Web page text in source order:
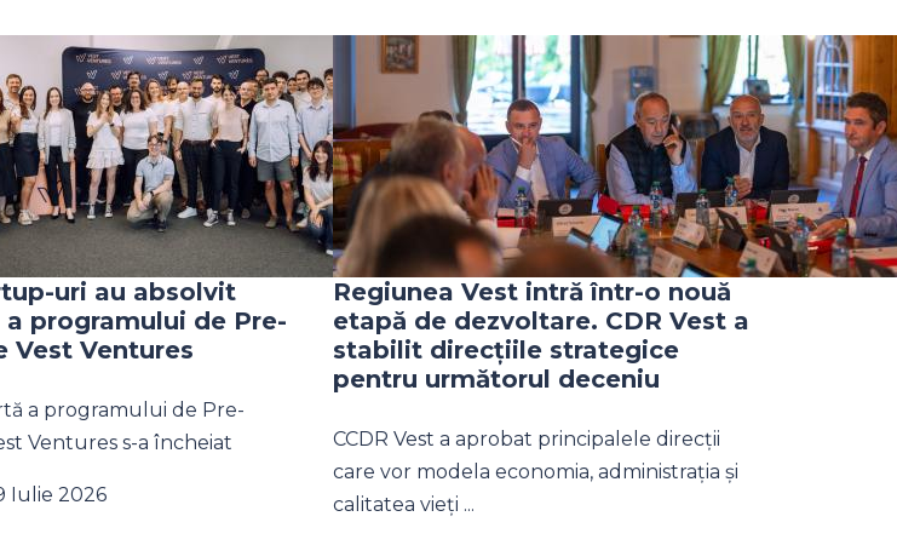
uri au absolvit
a programului de Pre-
Vest Ventures
a programului de Pre-
Ventures s-a încheiat
Iulie 2026
Regiunea Vest intră într-o nouă
etapă de dezvoltare. CDR Vest a
stabilit direcțiile strategice
pentru următorul deceniu
CCDR Vest a aprobat principalele direcții
care vor modela economia, administrația și
calitatea vieți ...